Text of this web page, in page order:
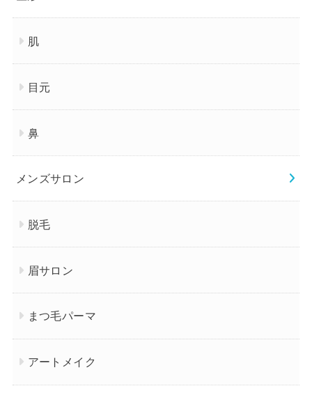
肌
目元
鼻
メンズサロン
脱毛
眉サロン
まつ毛パーマ
アートメイク